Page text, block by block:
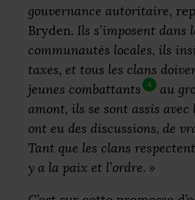
gouvernance autoritaire,
Bryden. Ils s’imposent dans
communautés locales, ils
taxes, et tous les clans
jeunes combattants
4
au
amont, ils se sont assis avec
ont eu des discussions, de
Tant que les clans
y a la paix et l’ordre. »